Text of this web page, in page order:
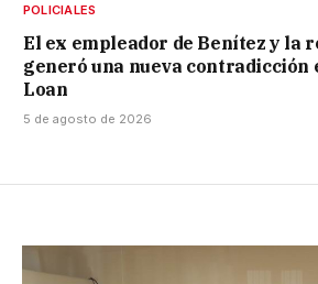
POLICIALES
El ex empleador de Benítez y la
generó una nueva contradicción
Loan
5 de agosto de 2026